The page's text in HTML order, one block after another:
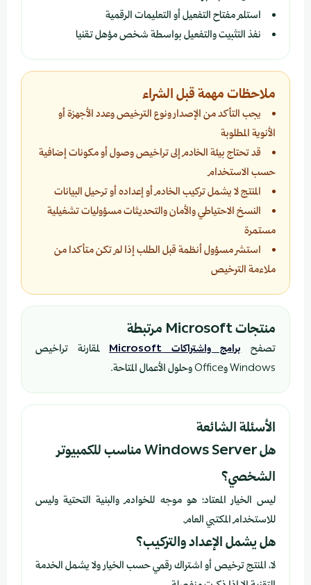
استلم مفتاح التفعيل أو التعليمات الرقمية
نفذ التثبيت والتفعيل بواسطة شخص مؤهل تقنيا
ملاحظات مهمة قبل الشراء
يجب التأكد من الإصدار ونوع الترخيص وعدد الأجهزة أو
الأنوية المطلوبة
قد تحتاج بيئة الخادم إلى تراخيص وصول أو مكونات إضافية
حسب الاستخدام
المنتج لا يشمل تركيب الخادم أو إعداده أو ترحيل البيانات
النسخ الاحتياطي والأمان والتحديثات مسؤوليات تشغيلية
مستمرة
استشر مسؤول أنظمة قبل الطلب إذا لم تكن متأكدا من
ملاءمة الترخيص
منتجات Microsoft مرتبطة
تصفحبرامج واشتراكات Microsoft
لمقارنة تراخيص
Windows وOffice وحلول الأعمال المتاحة.
الأسئلة الشائعة
هل Windows Server مناسب للكمبيوتر
الشخصي؟
ليس الخيار المعتاد؛ هو موجه للخوادم والبنية التحتية وليس
للاستخدام المكتبي العام.
هل يشمل الإعداد والتركيب؟
لا، المنتج ترخيص أو اشتراك رقمي حسب الخيار ولا يشمل الخدمة